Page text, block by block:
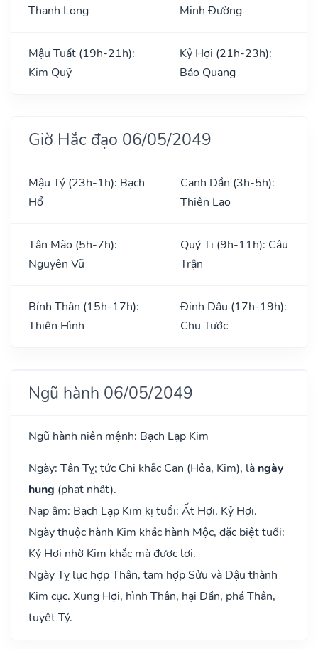
Thanh Long
Minh Đường
Mậu Tuất (19h-21h):
Kim Quỹ
Kỷ Hợi (21h-23h):
Bảo Quang
Giờ Hắc đạo 06/05/2049
Mậu Tý (23h-1h): Bạch
Hổ
Canh Dần (3h-5h):
Thiên Lao
Tân Mão (5h-7h):
Nguyên Vũ
Quý Tị (9h-11h): Câu
Trận
Bính Thân (15h-17h):
Thiên Hình
Đinh Dậu (17h-19h):
Chu Tước
Ngũ hành 06/05/2049
Ngũ hành niên mệnh: Bạch Lạp Kim
Ngày: Tân Tỵ; tức Chi khắc Can (Hỏa, Kim), là ngày
hung (phạt nhật).
Nạp âm: Bạch Lạp Kim kị tuổi: Ất Hợi, Kỷ Hợi.
Ngày thuộc hành Kim khắc hành Mộc, đặc biệt tuổi:
Kỷ Hợi nhờ Kim khắc mà được lợi.
Ngày Tỵ lục hợp Thân, tam hợp Sửu và Dậu thành
Kim cục. Xung Hợi, hình Thân, hại Dần, phá Thân,
tuyệt Tý.